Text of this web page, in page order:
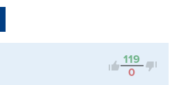
Kontrovers
119
0